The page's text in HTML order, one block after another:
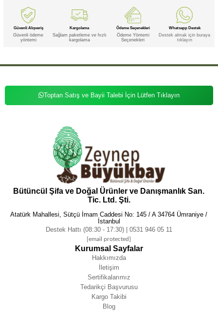
Güvenli Alışveriş
Güvenli ödeme
yöntemi
Kargolama
Sağlam paketleme ve hızlı
kargolama
Ödeme Seçenekleri
Ödeme Yöntemi
Seçenekleri
Whatsapp Destek
Destek almak için buraya
tıklayın
Toptan Satış ve Bayii Talebi İçin Lütfen Tıklayın
Bütüncül Şifa ve Doğal Ürünler ve Danışmanlık San.
Tic. Ltd. Şti.
Atatürk Mahallesi, Sütçü İmam Caddesi No: 145 / A 34764 Ümraniye /
İstanbul
Destek Hattı (08:30 - 17:30) | 0531 946 05 11
[email protected]
Kurumsal Sayfalar
Hakkımızda
İletişim
Sertifikalarımız
Tedarikçi Başvurusu
Kargo Takibi
Blog